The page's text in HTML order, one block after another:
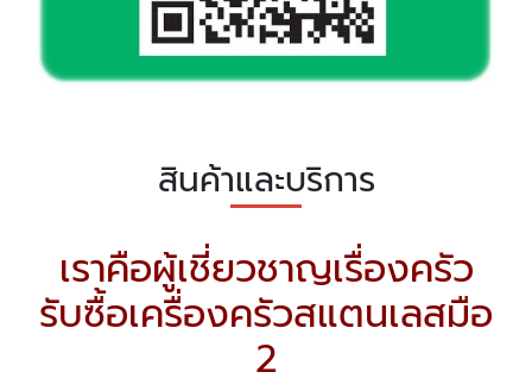
สินค้าและบริการ
เราคือผู้เชี่ยวชาญเรื่องครัว
รับซื้อเครื่องครัวสแตนเลสมือ
2